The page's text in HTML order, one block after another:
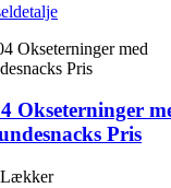
detalje
Okseterninger
Pris
Lækker